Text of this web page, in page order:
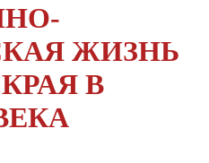
ЖИЗНЬ
В